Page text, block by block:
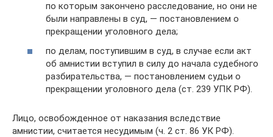
по которым закончено расследование, но они не
были направлены в суд, — постановлением о
прекращении уголовного дела;
по делам, поступившим в суд, в случае если акт
об амнистии вступил в силу до начала судебного
разбирательства, — постановлением судьи о
прекращении уголовного дела (ст. 239 УПК РФ).
Лицо, освобожденное от наказания вследствие
амнистии, считается несудимым (ч. 2 ст. 86 УК РФ).